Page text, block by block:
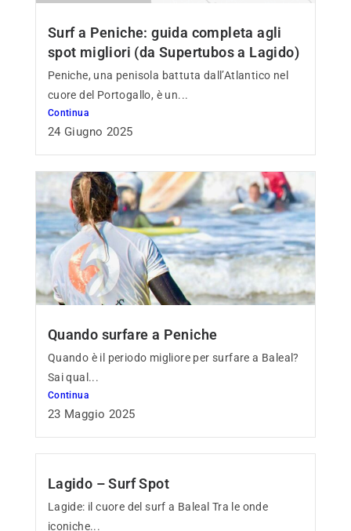
Surf a Peniche: guida completa agli
spot migliori (da Supertubos a Lagido)
Peniche, una penisola battuta dall’Atlantico nel
cuore del Portogallo, è un...
Continua
24 Giugno 2025
Quando surfare a Peniche
Quando è il periodo migliore per surfare a Baleal?
Sai qual...
Continua
23 Maggio 2025
Lagido – Surf Spot
Lagide: il cuore del surf a Baleal Tra le onde
iconiche...